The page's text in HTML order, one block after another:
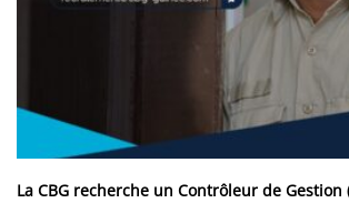
La CBG recherche un Contrôleur de Gestion